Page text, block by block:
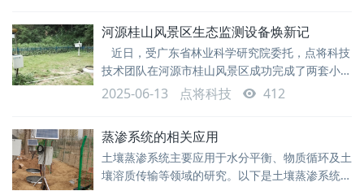
柱的质量差，来确定这一时段内土柱的水分损失
量。早期的称重式蒸渗仪主要包括直接称重式和浮
动测重式两大类。随着技术进步，发展出了集成高
精度传感器和数据自动采集的现代
河源桂山风景区生态监测设备焕新记
近日，受广东省林业科学研究院委托，点将科技
技术团队在河源市桂山风景区成功完成了两套小型
土壤蒸渗测量系统的深度维保服务。此次维保工作
针对服役多年的核心传感器进行精密维修与校准，
数据，助力科研工作高效开展。 桂山风景区作
为粤港澳大湾区的重要生态屏障，依托广东省林业
科学研究院的科研力量，构建了包含
2025-06-13 点将科技 412
蒸渗系统的相关应用
土壤蒸渗系统主要应用于水分平衡、物质循环及土
壤溶质传输等领域的研究。以下是土壤蒸渗系统应